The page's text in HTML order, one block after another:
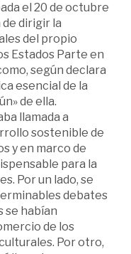
el 20 de octubre
dirigir la
del propio
Estados Parte en
según declara
esencial de la
de ella.
llamada a
sostenible de
y en marco de
para la
Por un lado, se
debates
se habían
de los
Por otro,